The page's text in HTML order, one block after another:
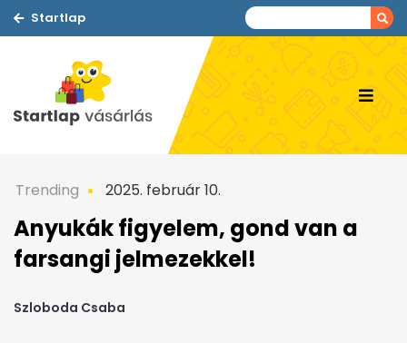
Startlap
Trending 2025. február 10.
Anyukák figyelem, gond van a
farsangi jelmezekkel!
Szloboda Csaba